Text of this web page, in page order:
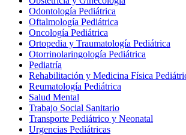
Odontología Pediátrica
Oftalmología Pediátrica
Oncología Pediátrica
Ortopedia y Traumatología Pediátrica
Otorrinolaringología Pediátrica
Pediatría
Rehabilitación y Medicina Física
Reumatología Pediátrica
Salud Mental
Trabajo Social Sanitario
Transporte Pediátrico y Neonatal
Urgencias Pediátricas